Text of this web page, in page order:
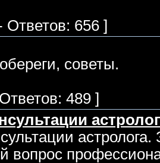
Ответов: 656 ]
советы.
489 ]
вопрос